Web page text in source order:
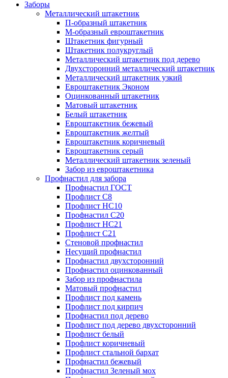
Заборы
Металлический штакетник
П-образный штакетник
М-образный евроштакетник
Штакетник фигурный
Штакетник полукруглый
Металлический штакетник под дерево
Двухсторонний металлический штакетник
Металлический штакетник узкий
Евроштакетник Эконом
Оцинкованный штакетник
Матовый штакетник
Белый штакетник
Евроштакетник бежевый
Евроштакетник желтый
Евроштакетник коричневый
Евроштакетник серый
Металлический штакетник зеленый
Забор из евроштакетника
Профнастил для забора
Профнастил ГОСТ
Профлист С8
Профлист НС10
Профнастил С20
Профлист НС21
Профлист С21
Стеновой профнастил
Несущий профнастил
Профнастил двухсторонний
Профнастил оцинкованный
Забор из профнастила
Матовый профнастил
Профлист под камень
Профлист под кирпич
Профнастил под дерево
Профлист под дерево двухсторонний
Профлист белый
Профлист коричневый
Профлист стальной бархат
Профнастил бежевый
Профнастил Зеленый мох